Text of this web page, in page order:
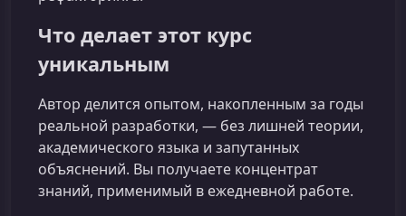
Что делает этот курс
уникальным
Автор делится опытом, накопленным за годы
реальной разработки, — без лишней теории,
академического языка и запутанных
объяснений. Вы получаете концентрат
знаний, применимый в ежедневной работе.